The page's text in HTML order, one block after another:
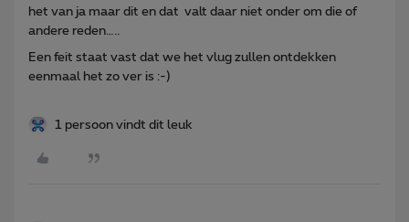
het van ja maar dit en dat valt daar niet onder om die of
andere reden…..
Een feit staat vast dat we het vlug zullen ontdekken
eenmaal het zo ver is :-)
1 persoon vindt dit leuk